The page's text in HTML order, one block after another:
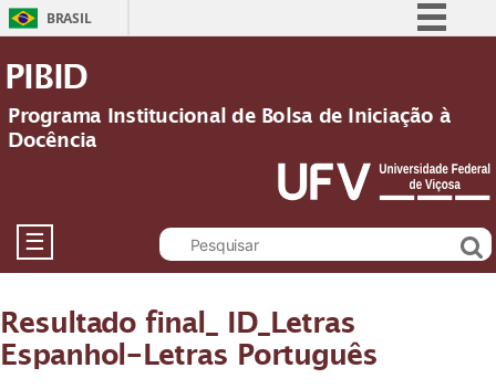
BRASIL
Participe
Acesso à informação
Legislação
Canais
PIBID
Programa Institucional de Bolsa de Iniciação à
Docência
☰
Resultado final_ ID_Letras
Espanhol-Letras Português